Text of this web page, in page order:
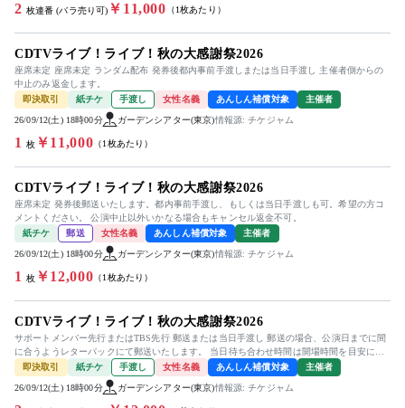
2 枚連番 (バラ売り可) ￥11,000 （1枚あたり）
CDTVライブ！ライブ！秋の大感謝祭2026
座席未定 座席未定 ランダム配布 発券後都内事前手渡しまたは当日手渡し 主催者側からの
中止のみ返金します。
即決取引
紙チケ 手渡し 女性名義 あんしん補償対象 主催者
26/09/12(土) 18時00分 ガーデンシアター(東京)情報源: チケジャム
1 枚￥11,000 （1枚あたり）
CDTVライブ！ライブ！秋の大感謝祭2026
座席未定 発券後郵送いたします。都内事前手渡し、もしくは当日手渡しも可。希望の方コ
メントください。 公演中止以外いかなる場合もキャンセル返金不可。
紙チケ
郵送 女性名義 あんしん補償対象 主催者
26/09/12(土) 18時00分 ガーデンシアター(東京)情報源: チケジャム
1 枚￥12,000 （1枚あたり）
CDTVライブ！ライブ！秋の大感謝祭2026
サポートメンバー先行またはTBS先行 郵送または当日手渡し 郵送の場合、公演日までに間
に合うようレターパックにて郵送いたします。 当日待ち合わせ時間は開場時間を目安にこ
ちらが指定した場所での...
即決取引 紙チケ 手渡し 女性名義 あんしん補償対象 主催者
26/09/12(土) 18時00分 ガーデンシアター(東京)情報源: チケジャム